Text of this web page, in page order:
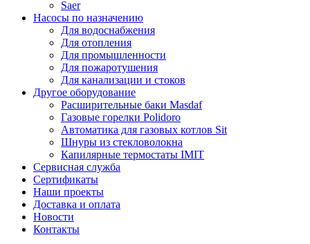
Saer
Насосы по назначению
Для водоснабжения
Для отопления
Для промышленности
Для пожаротушения
Для канализации и стоков
Другое оборудование
Расширительные баки Masdaf
Газовые горелки Polidoro
Автоматика для газовых котлов Sit
Шнуры из стекловолокна
Капилярные термостаты IMIT
Сервисная служба
Сертификаты
Наши проекты
Доставка и оплата
Новости
Контакты